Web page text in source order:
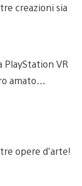
creazioni sia
PlayStation VR
amato…
opere d’arte!